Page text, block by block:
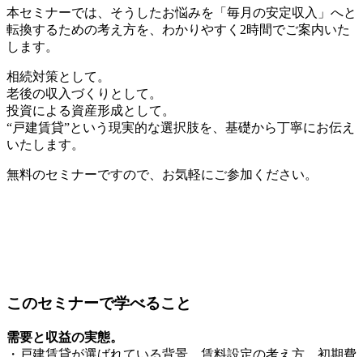
本セミナーでは、そうしたお悩みを「毎月の安定収入」へと
転換するための考え方を、わかりやすく2時間でご案内いた
します。
相続対策として。
老後の収入づくりとして。
投資による資産形成として。
“戸建賃貸”という現実的な選択肢を、基礎から丁寧にお伝え
いたします。
無料のセミナーですので、お気軽にご参加ください。
このセミナーで学べること
需要と収益の実態。
・戸建賃貸が選ばれている背景、賃料設定の考え方、初期費